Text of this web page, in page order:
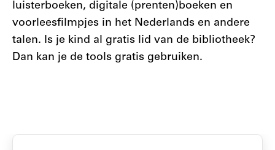
luisterboeken, digitale (prenten)boeken en
voorleesfilmpjes in het Nederlands en andere
talen. Is je kind al gratis lid van de bibliotheek?
Dan kan je de tools gratis gebruiken.